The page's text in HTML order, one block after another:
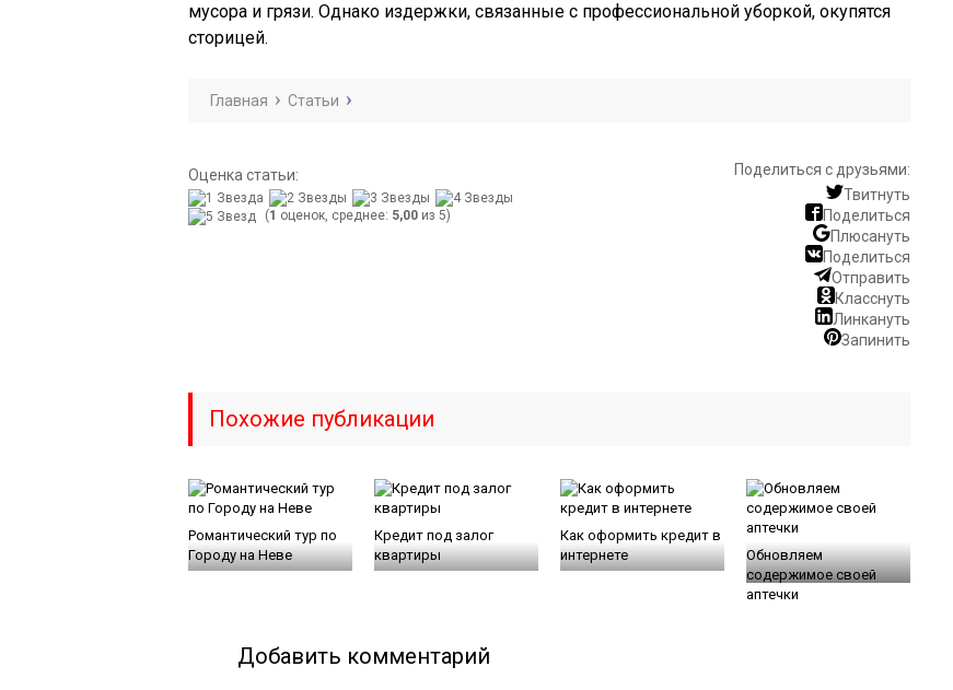
мусора и грязи. Однако издержки, связанные с профессиональной уборкой, окупятся
сторицей.
Главная Статьи
Оценка статьи:
(1 оценок, среднее: 5,00 из 5)
Поделиться с друзьями:
Твитнуть
Поделиться
Плюсануть
Поделиться
Отправить
Класснуть
Линкануть
Запинить
Похожие публикации
Романтический тур по
Городу на Неве
Кредит под залог
квартиры
Как оформить кредит в
интернете
Обновляем
содержимое своей
аптечки
Добавить комментарий